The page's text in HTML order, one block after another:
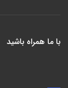
با ما همراه باشید